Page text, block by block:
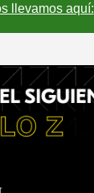
llevamos aquí: